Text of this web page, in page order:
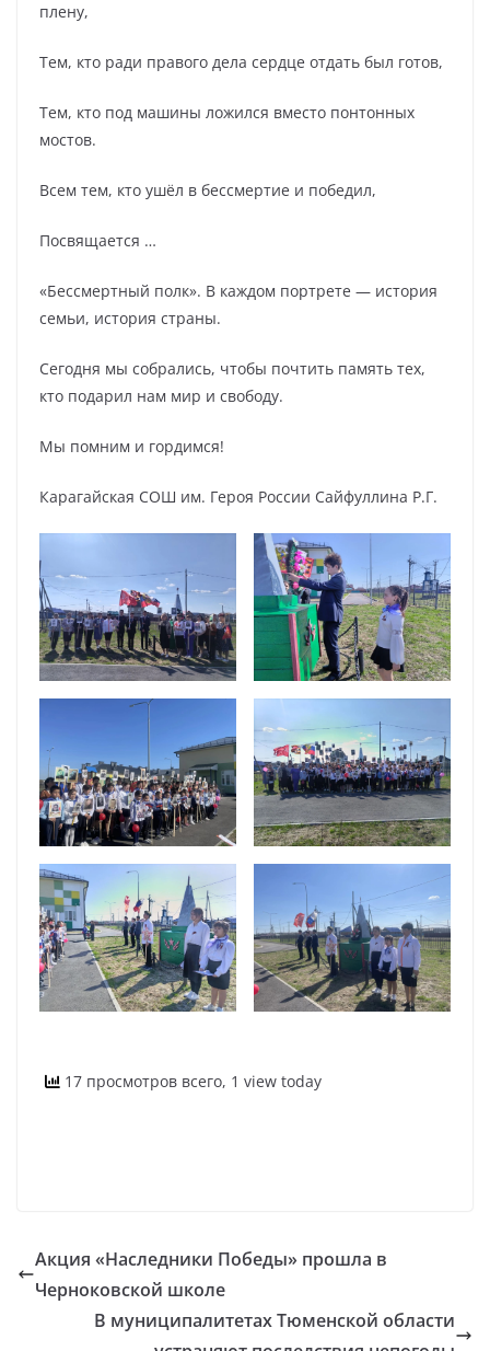
плену,
Тем, кто ради правого дела сердце отдать был готов,
Тем, кто под машины ложился вместо понтонных
мостов.
Всем тем, кто ушёл в бессмертие и победил,
Посвящается …
«Бессмертный полк». В каждом портрете — история
семьи, история страны.
Сегодня мы собрались, чтобы почтить память тех,
кто подарил нам мир и свободу.
Мы помним и гордимся!
Карагайская СОШ им. Героя России Сайфуллина Р.Г.
17 просмотров всего, 1 view today
Акция «Наследники Победы» прошла в
Черноковской школе
В муниципалитетах Тюменской области